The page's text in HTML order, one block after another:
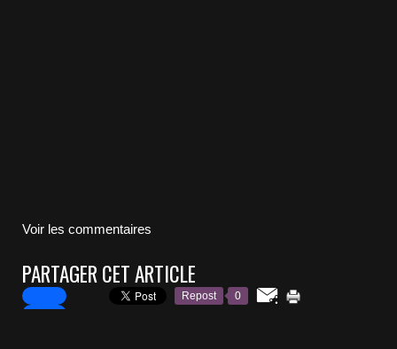
Voir les commentaires
PARTAGER CET ARTICLE
Repost 0